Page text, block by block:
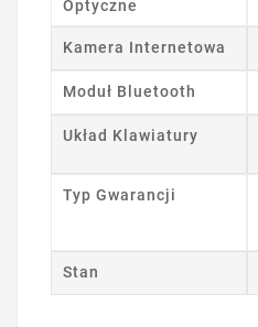
Optyczne
Kamera Internetowa
Moduł Bluetooth
Układ Klawiatury
Typ Gwarancji
Stan